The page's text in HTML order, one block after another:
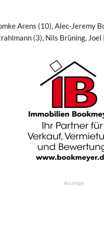
Arens (10), Alec-Jeremy
(3), Nils Brüning, Joel
Anzeige